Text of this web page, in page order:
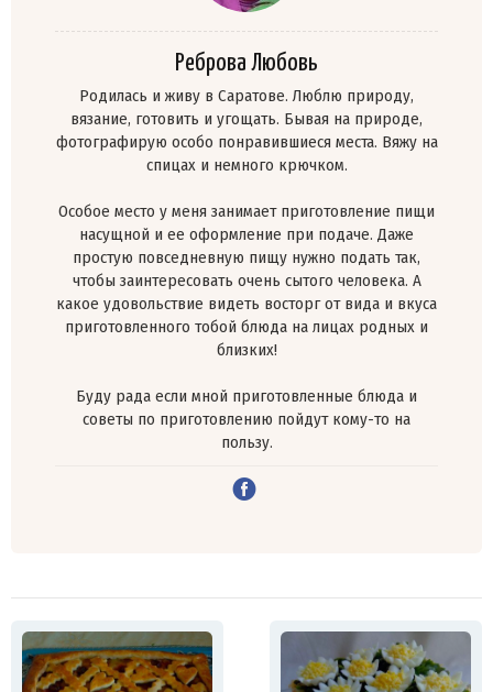
Реброва Любовь
Родилась и живу в Саратове. Люблю природу,
вязание, готовить и угощать. Бывая на природе,
фотографирую особо понравившиеся места. Вяжу на
спицах и немного крючком.
Особое место у меня занимает приготовление пищи
насущной и ее оформление при подаче. Даже
простую повседневную пищу нужно подать так,
чтобы заинтересовать очень сытого человека. А
какое удовольствие видеть восторг от вида и вкуса
приготовленного тобой блюда на лицах родных и
близких!
Буду рада если мной приготовленные блюда и
советы по приготовлению пойдут кому-то на
пользу.